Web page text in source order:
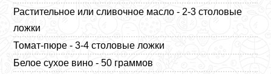
Растительное или сливочное масло - 2-3 столовые
ложки
Томат-пюре - 3-4 столовые ложки
Белое сухое вино - 50 граммов